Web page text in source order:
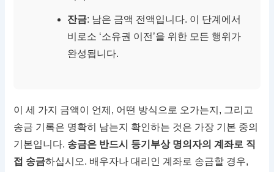
잔금: 남은 금액 전액입니다. 이 단계에서
비로소 ‘소유권 이전’을 위한 모든 행위가
완성됩니다.
이 세 가지 금액이 언제, 어떤 방식으로 오가는지, 그리고
송금 기록은 명확히 남는지 확인하는 것은 가장 기본 중의
기본입니다. 송금은 반드시 등기부상 명의자의 계좌로 직
접 송금하십시오. 배우자나 대리인 계좌로 송금할 경우,